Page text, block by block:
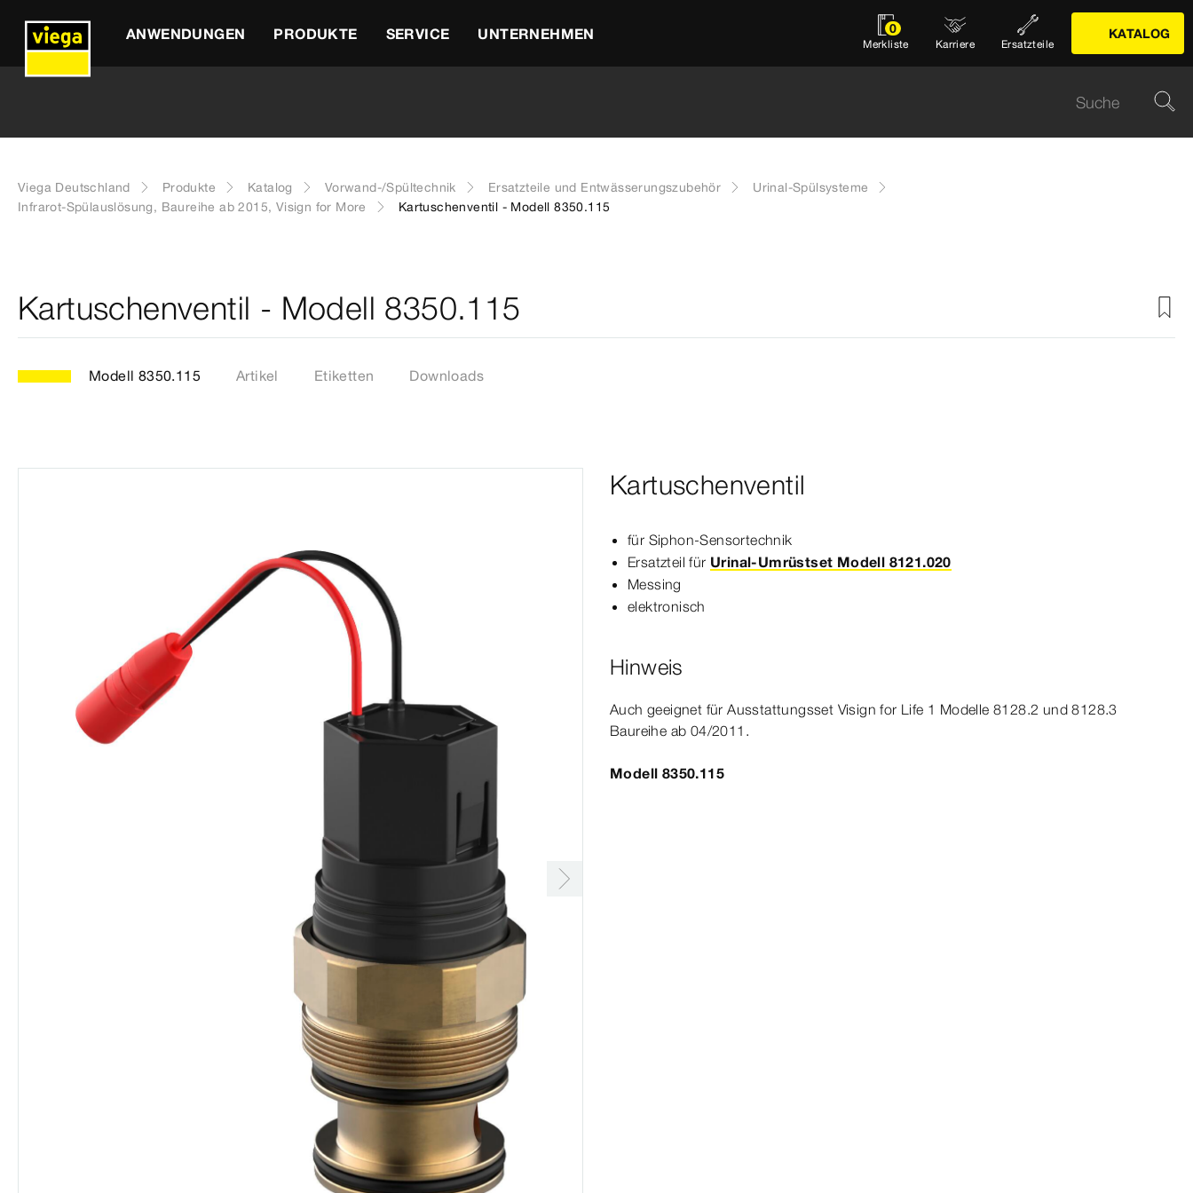
ANWENDUNGEN PRODUKTE SERVICE UNTERNEHMEN 0
Merkliste Karriere Ersatzteile
KATALOG
Viega Deutschland Produkte Katalog Vorwand-/Spültechnik Ersatzteile und Entwässerungszubehör
Urinal-Spülsysteme
Infrarot-Spülauslösung, Baureihe ab 2015, Visign for More
Kartuschenventil - Modell 8350.115
Kartuschenventil - Modell 8350.115
Modell 8350.115 Artikel Etiketten Downloads
Kartuschenventil
für Siphon-​Sensortechnik
Ersatzteil für Urinal-Umrüstset Modell 8121.020
Messing
elek­tronisch
Hinweis
Auch geeignet für Ausstattungsset Visign for Life 1 Modelle 8128.2 und 8128.3
Baureihe ab 04/2011.
Modell 8350.115